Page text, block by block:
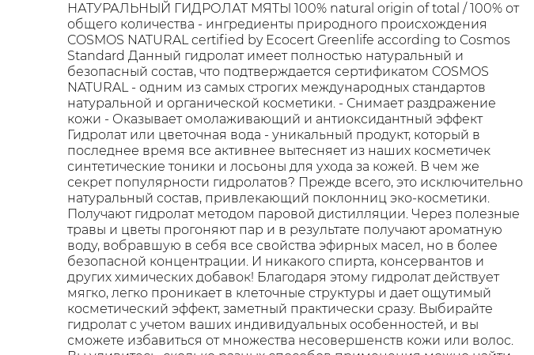
НАТУРАЛЬНЫЙ ГИДРОЛАТ МЯТЫ 100% natural origin of total / 100% от
общего количества - ингредиенты природного происхождения
COSMOS NATURAL certified by Ecocert Greenlife according to Cosmos
Standard Данный гидролат имеет полностью натуральный и
безопасный состав, что подтверждается сертификатом COSMOS
NATURAL - одним из самых строгих международных стандартов
натуральной и органической косметики. - Снимает раздражение
кожи - Оказывает омолаживающий и антиоксидантный эффект
Гидролат или цветочная вода - уникальный продукт, который в
последнее время все активнее вытесняет из наших косметичек
синтетические тоники и лосьоны для ухода за кожей. В чем же
секрет популярности гидролатов? Прежде всего, это исключительно
натуральный состав, привлекающий поклонниц эко-косметики.
Получают гидролат методом паровой дистилляции. Через полезные
травы и цветы прогоняют пар и в результате получают ароматную
воду, вобравшую в себя все свойства эфирных масел, но в более
безопасной концентрации. И никакого спирта, консервантов и
других химических добавок! Благодаря этому гидролат действует
мягко, легко проникает в клеточные структуры и дает ощутимый
косметический эффект, заметный практически сразу. Выбирайте
гидролат с учетом ваших индивидуальных особенностей, и вы
сможете избавиться от множества несовершенств кожи или волос.